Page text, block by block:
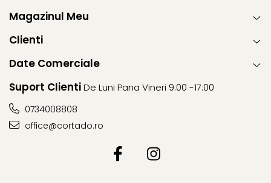
Magazinul Meu
Clienti
Date Comerciale
Suport ClientiDe Luni Pana Vineri 9:00 -17:00
0734008808
office@cortado.ro